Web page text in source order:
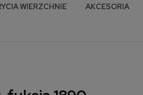
WIERZCHNIE
AKCESORIA